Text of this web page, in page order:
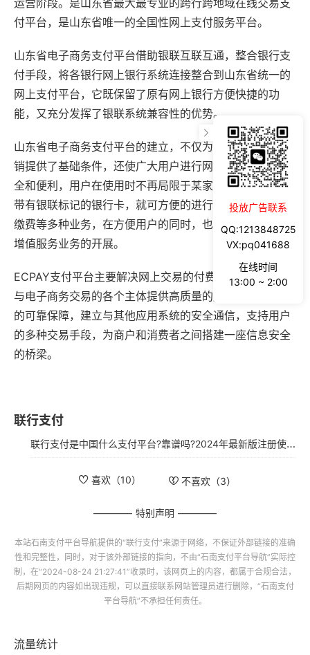
付平台，是山东省唯一的全国性网上支付服务平台。
山东省电子商务支付平台借助银联互联互通，整合银行支
付手段，将各银行网上银行系统连接整合到山东省统一的
网上支付平台，它既保留了原有网上银行方便快捷的功
能，又充分发挥了银联系统兼容性的优势。
山东省电子商务支付平台的建立，不仅为企业开展网络营
销提供了基础条件，还使广大用户进行网上支付时更为安
全和便利，用户在使用时不再局限于某家银行，只要使用
带有银联标记的银行卡，就可方便的进行网上购物、网上
缴费等多种业务，在方便用户的同时，也促进了网上各项
增值服务业务的开展。
ECPAY支付平台主要解决网上交易的付费问题，旨在为参
与电子商务交易的各个主体提供高质量的服务和交易支付
的可靠保障，建立与其他应用系统的安全通信，支持用户
的多种交易手段，为商户和消费者之间搭建一座信息安全
的桥梁。
联行支付
联行支付是中国什么支付平台?靠谱吗?2024年最新版注册使用指南
喜欢（10） 不喜欢（3）
特别声明
本站石南支付平台导航提供的“联行支付”来源于网络，不保证外部链接的准确
性和完整性，同时，对于该外部链接的指向，不由“石南支付平台导航”实际控
制，在“2024-08-24 21:27:41”收录时，该网页上的内容，都属于合规合法，
后期网页的内容如出现违规，可以直接联系网站管理员进行删除，“石南支付
平台导航”不承担任何责任。
流量统计
投放广告联系
QQ:1213848725
VX:pq041688
在线时间
13:00 ~ 2:00